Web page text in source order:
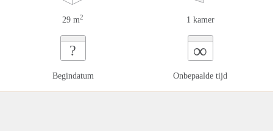
29 m2 1 kamer
?
Begindatum
∞
Onbepaalde tijd